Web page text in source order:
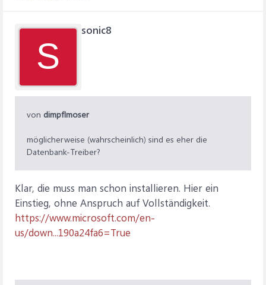
S
sonic8
von dimpflmoser
möglicherweise (wahrscheinlich) sind es eher die
Datenbank-Treiber?
Klar, die muss man schon installieren. Hier ein
Einstieg, ohne Anspruch auf Vollständigkeit.
https://www.microsoft.com/en-
us/down...190a24fa6=True